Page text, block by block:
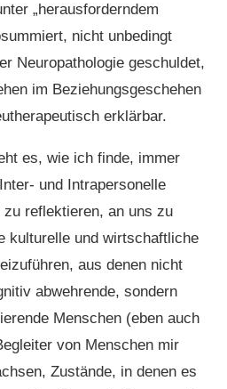
„herausforderndem
nicht unbedingt
Neuropathologie geschuldet,
im Beziehungsgeschehen
erklärbar.
es, wie ich finde, immer
und Intrapersonelle
zu reflektieren, an uns zu
kulturelle und wirtschaftliche
aus denen nicht
abwehrende, sondern
Menschen (eben auch
von Menschen mir
Zustände, in denen es